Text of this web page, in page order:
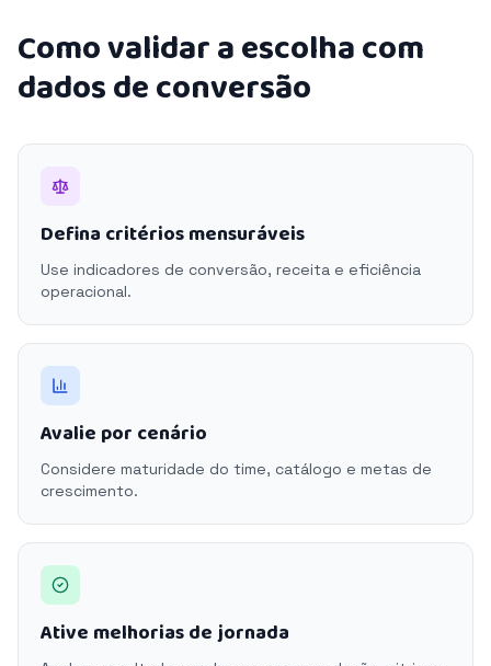
Como validar a escolha com
dados de conversão
Defina critérios mensuráveis
Use indicadores de conversão, receita e eficiência
operacional.
Avalie por cenário
Considere maturidade do time, catálogo e metas de
crescimento.
Ative melhorias de jornada